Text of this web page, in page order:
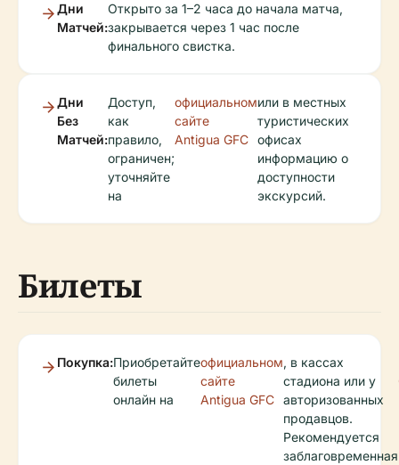
Дни
Матчей:
Открыто за 1–2 часа до начала матча,
закрывается через 1 час после
финального свистка.
Дни
Без
Матчей:
Доступ,
как
правило,
ограничен;
уточняйте
на
официальном
сайте
Antigua GFC
или в местных
туристических
офисах
информацию о
доступности
экскурсий.
Билеты
Покупка:Приобретайте
билеты
онлайн на
официальном
сайте
Antigua GFC
, в кассах
стадиона или у
авторизованных
продавцов.
Рекомендуется
заблаговременная